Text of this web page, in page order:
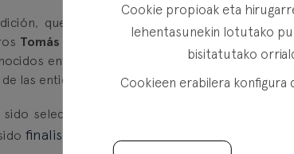
que ha contado con más de 175
Tomás Sarramayor Merino, Director de
entre los seis finalistas de sus
las entidades de referencia en el sector.
sido seleccionado como finalista en la
finalista en la categoría correspondiente
Cookie propioak eta
lehentasunekin lotutako
bisitatutako
Cookieen erabilera konfigura